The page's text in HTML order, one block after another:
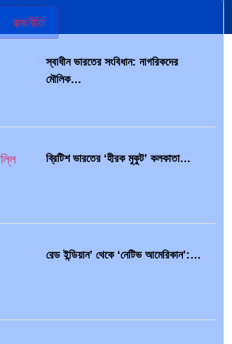
রাজনীতি
স্বাধীন ভারতের সংবিধান: নাগরিকদের
মৌলিক…
ব্রিটিশ ভারতের ‘হীরক মুকুট’ কলকাতা…
রেড ইন্ডিয়ান’ থেকে ‘নেটিভ আমেরিকান’:…